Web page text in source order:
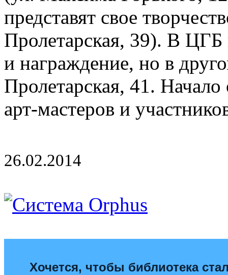
представят свое
Пролетарская, 39). В
и награждение, но в
Пролетарская, 41.
арт-мастеров и
26.02.2014
Хочется, чтобы библиотека